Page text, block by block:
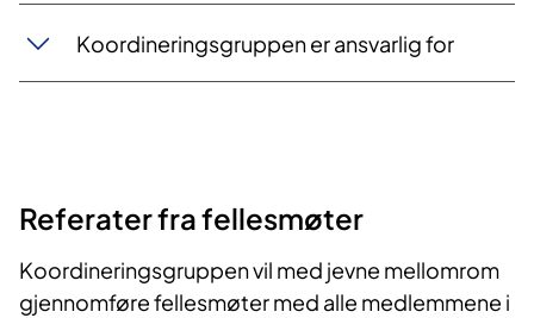
Koordineringsgruppen er ansvarlig for
Referater fra fellesmøter
Koordineringsgruppen vil med jevne mellomrom
gjennomføre fellesmøter med alle medlemmene i